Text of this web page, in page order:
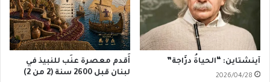
آينشتاين: “الحياةُ درَّاجة”
2026/04/28
أَقدم معصرة عنَب للنبيذ في
لبنان قبل 2600 سنة (2 من 2)